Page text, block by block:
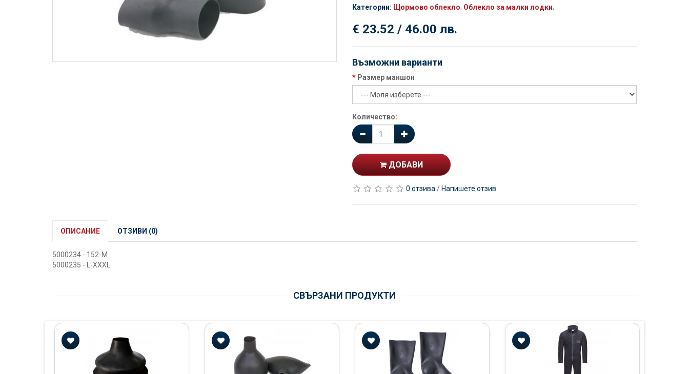
Категории: Щормово облекло; Облекло за малки лодки;
€ 23.52 / 46.00 лв.
Възможни варианти
Размер маншон
Количество:
ДОБАВИ
0 отзива / Напишете отзив
ОПИСАНИЕ ОТЗИВИ (0)
5000234 - 152-M
5000235 - L-XXXL
СВЪРЗАНИ ПРОДУКТИ